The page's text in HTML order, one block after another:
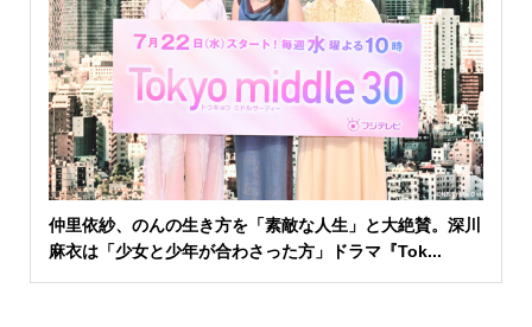
仲里依紗、のんの生き方を「素敵な人生」と大絶賛。深川
麻衣は「少女と少年が合わさった方」ドラマ『Tok...